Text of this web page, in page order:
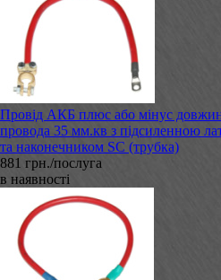
Провід АКБ плюс або мінус
провода 35 мм.кв з підсиленною
та наконечником SC (трубка)
881 грн./послуга
в наявності